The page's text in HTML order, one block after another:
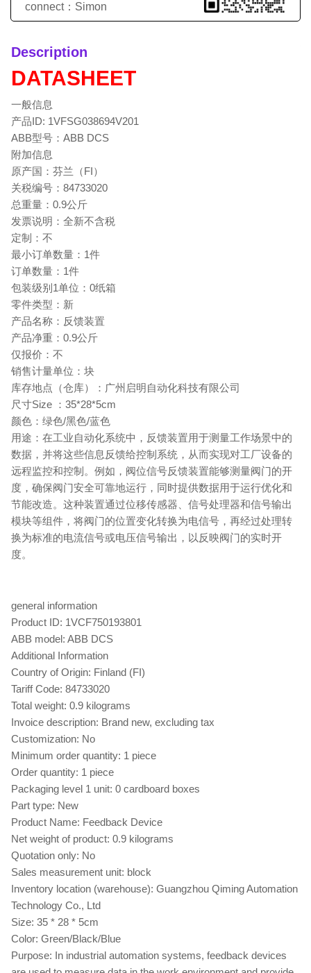
connect：Simon
Description
DATASHEET
一般信息
产品ID: 1VFSG038694V201
ABB型号：ABB DCS
附加信息
原产国：芬兰（FI）
关税编号：84733020
总重量：0.9公斤
发票说明：全新不含税
定制：不
最小订单数量：1件
订单数量：1件
包装级别1单位：0纸箱
零件类型：新
产品名称：反馈装置
产品净重：0.9公斤
仅报价：不
销售计量单位：块
库存地点（仓库）：广州启明自动化科技有限公司
尺寸Size ：35*28*5cm
颜色：绿色/黑色/蓝色
用途：在工业自动化系统中，反馈装置用于测量工作场景中的
数据，并将这些信息反馈给控制系统，从而实现对工厂设备的
远程监控和控制。例如，阀位信号反馈装置能够测量阀门的开
度，确保阀门安全可靠地运行，同时提供数据用于运行优化和
节能改造。这种装置通过位移传感器、信号处理器和信号输出
模块等组件，将阀门的位置变化转换为电信号，再经过处理转
换为标准的电流信号或电压信号输出，以反映阀门的实时开
度。
general information
Product ID: 1VCF750193801
ABB model: ABB DCS
Additional Information
Country of Origin: Finland (FI)
Tariff Code: 84733020
Total weight: 0.9 kilograms
Invoice description: Brand new, excluding tax
Customization: No
Minimum order quantity: 1 piece
Order quantity: 1 piece
Packaging level 1 unit: 0 cardboard boxes
Part type: New
Product Name: Feedback Device
Net weight of product: 0.9 kilograms
Quotation only: No
Sales measurement unit: block
Inventory location (warehouse): Guangzhou Qiming Automation
Technology Co., Ltd
Size: 35 * 28 * 5cm
Color: Green/Black/Blue
Purpose: In industrial automation systems, feedback devices